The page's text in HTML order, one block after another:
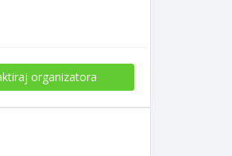
organizatora